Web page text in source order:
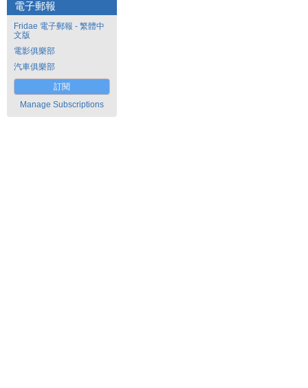
電子郵報
Fridae 電子郵報 - 繁體中
文版
電影俱樂部
汽車俱樂部
訂閱
Manage Subscriptions